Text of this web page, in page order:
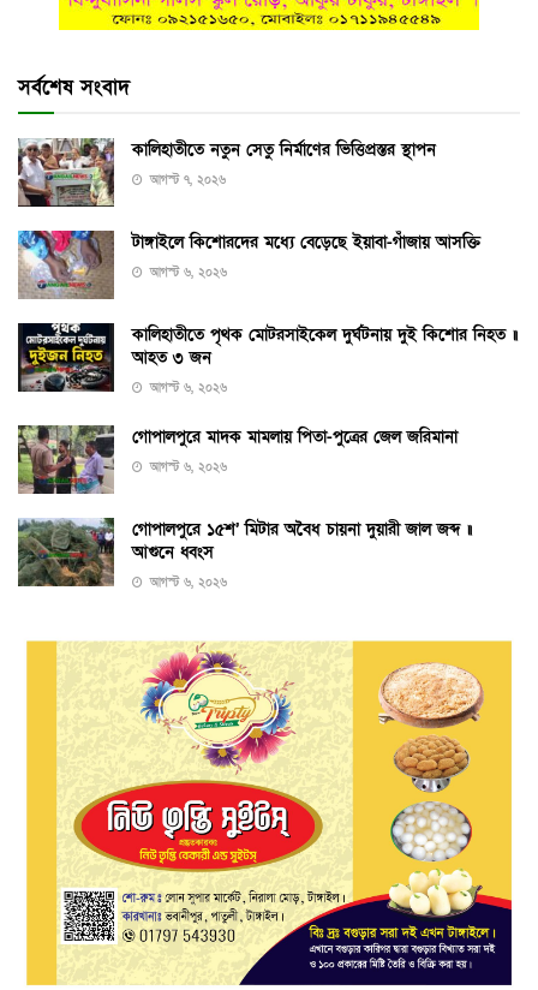
সর্বশেষ সংবাদ
কালিহাতীতে নতুন সেতু নির্মাণের ভিত্তিপ্রস্তর স্থাপন
আগস্ট ৭, ২০২৬
টাঙ্গাইলে কিশোরদের মধ্যে বেড়েছে ইয়াবা-গাঁজায় আসক্তি
আগস্ট ৬, ২০২৬
কালিহাতীতে পৃথক মোটরসাইকেল দুর্ঘটনায় দুই কিশোর নিহত ॥
আহত ৩ জন
আগস্ট ৬, ২০২৬
গোপালপুরে মাদক মামলায় পিতা-পুত্রের জেল জরিমানা
আগস্ট ৬, ২০২৬
গোপালপুরে ১৫শ’ মিটার অবৈধ চায়না দুয়ারী জাল জব্দ ॥
আগুনে ধ্বংস
আগস্ট ৬, ২০২৬